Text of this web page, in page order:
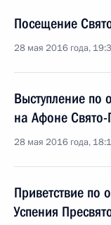
Посещение
28 мая 2016 года,
Выступление по
на Афоне
28 мая 2016 года,
Приветствие по
Успения